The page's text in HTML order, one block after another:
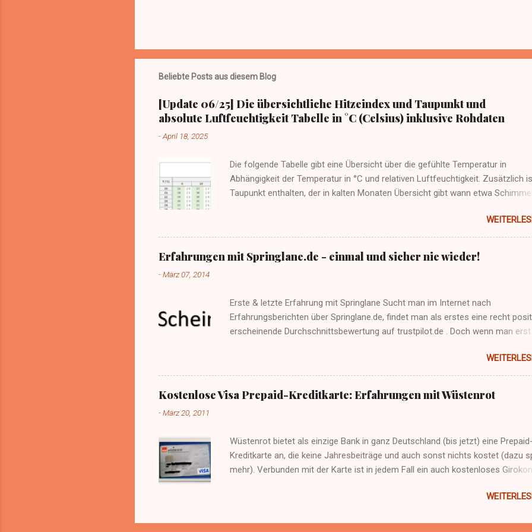
n
Beliebte Posts aus diesem Blog
[Update 06/25] Die übersichtliche Hitzeindex und Taupunkt und
absolute Luftfeuchtigkeit Tabelle in °C (Celsius) inklusive Rohdaten
-April 18, 2025
Die folgende Tabelle gibt eine Übersicht über die gefühlte Temperatur in
Abhängigkeit der Temperatur in °C und relativen Luftfeuchtigkeit. Zusätzlich
Taupunkt enthalten, der in kalten Monaten Übersicht gibt wann etwa
Erfahrungen mit Springlane.de - einmal und sicher nie wieder!
-März 07, 2014
Erste & letzte Erfahrung mit Springlane Sucht man im Internet nach
Erfahrungsberichten über Springlane.de, findet man als erstes eine recht
erscheinende Durchschnittsbewertung auf trustpilot.de . Doch wenn man
sonstigen Anfrage, wird einem bewusst, dass der Schein trügen kann. Denn
man sich einige negative Bewertungen an - die es natürlich überall gibt, keine
- so häufen sich immer wieder die selben Beschwerden. Ein Beispiel seht ihr
ich möchte auch nicht ausschließlich über negative Erfahrungen berichten,
Kostenlose Visa Prepaid-Kreditkarte: Erfahrungen mit Wüstenrot
-März 20, 2011
Wüstenrot bietet als einzige Bank in ganz Deutschland (bis jetzt) eine
Kreditkarte an, die keine Jahresbeiträge und auch sonst nichts kostet (dazu
mehr). Verbunden mit der Karte ist in jedem Fall ein auch kostenloses